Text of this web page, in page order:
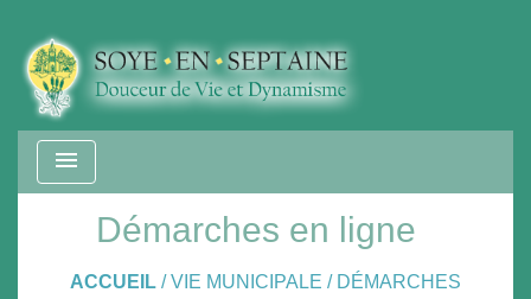
menu
Démarches en ligne
ACCUEIL /VIE MUNICIPALE / DÉMARCHES